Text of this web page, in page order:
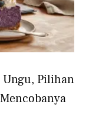
Ungu, Pilihan